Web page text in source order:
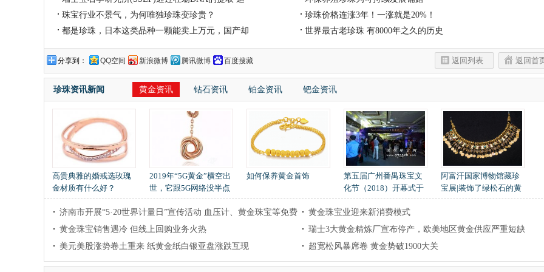
踪
珠宝行业不景气，为何唯独珍珠变珍贵？
珍珠价格连涨3年！一涨就是20%！
都是珍珠，日本这类品种一颗能卖上万元，国产却
世界最古老珍珠 有8000年之久的历史
分享到： QQ空间 新浪微博 腾讯微博 百度搜藏 返回列表 返回首
珍珠资讯新闻 黄金资讯 钻石资讯 铂金资讯 钯金资讯
高贵典雅的婚戒选玫瑰
金材质有什么好？
2019年“5G黄金”横空出
世，它跟5G网络没半点
关系，它会给我们带
如何保养黄金首饰
第五届广州番禺珠宝文
化节（2018）开幕式于
11月26日隆重举行
阿富汗国家博物馆藏珍
宝展|装饰了绿松石的黄
金项链
济南市开展“5·20世界计量日”宣传活动 血压计、黄金珠宝等免费
黄金珠宝业迎来新消费模式
黄金珠宝销售遇冷 但线上回购业务火热
瑞士3大黄金精炼厂宣布停产，欧美地区黄金供应严重短缺
美元美股涨势卷土重来 纸黄金纸白银亚盘涨跌互现
超宽松风暴席卷 黄金势破1900大关